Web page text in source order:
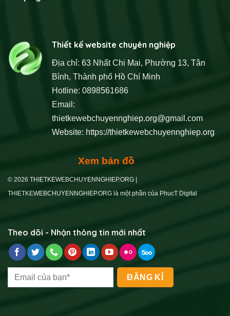
Thiết kế website chuyên nghiệp
Địa chỉ: 63 Nhất Chi Mai, Phường 13, Tân
Bình, Thành phố Hồ Chí Minh
Hotline: 0898561686
Email:
thietkewebchuyennghiep.org@gmail.com
Website: https://thietkewebchuyennghiep.org
Xem bản đồ
© 2026 THIETKEWEBCHUYENNGHIEP.ORG |
THIETKEWEBCHUYENNGHIEP.ORG là một phần của PhucT Digital
Theo dõi - Nhận thông tin mới nhất